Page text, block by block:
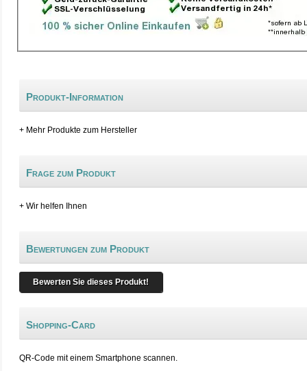
Produkt-Information
+ Mehr Produkte zum Hersteller
Frage zum Produkt
+ Wir helfen Ihnen
Bewertungen zum Produkt
Bewerten Sie dieses Produkt!
Shopping-Card
QR-Code mit einem Smartphone scannen.